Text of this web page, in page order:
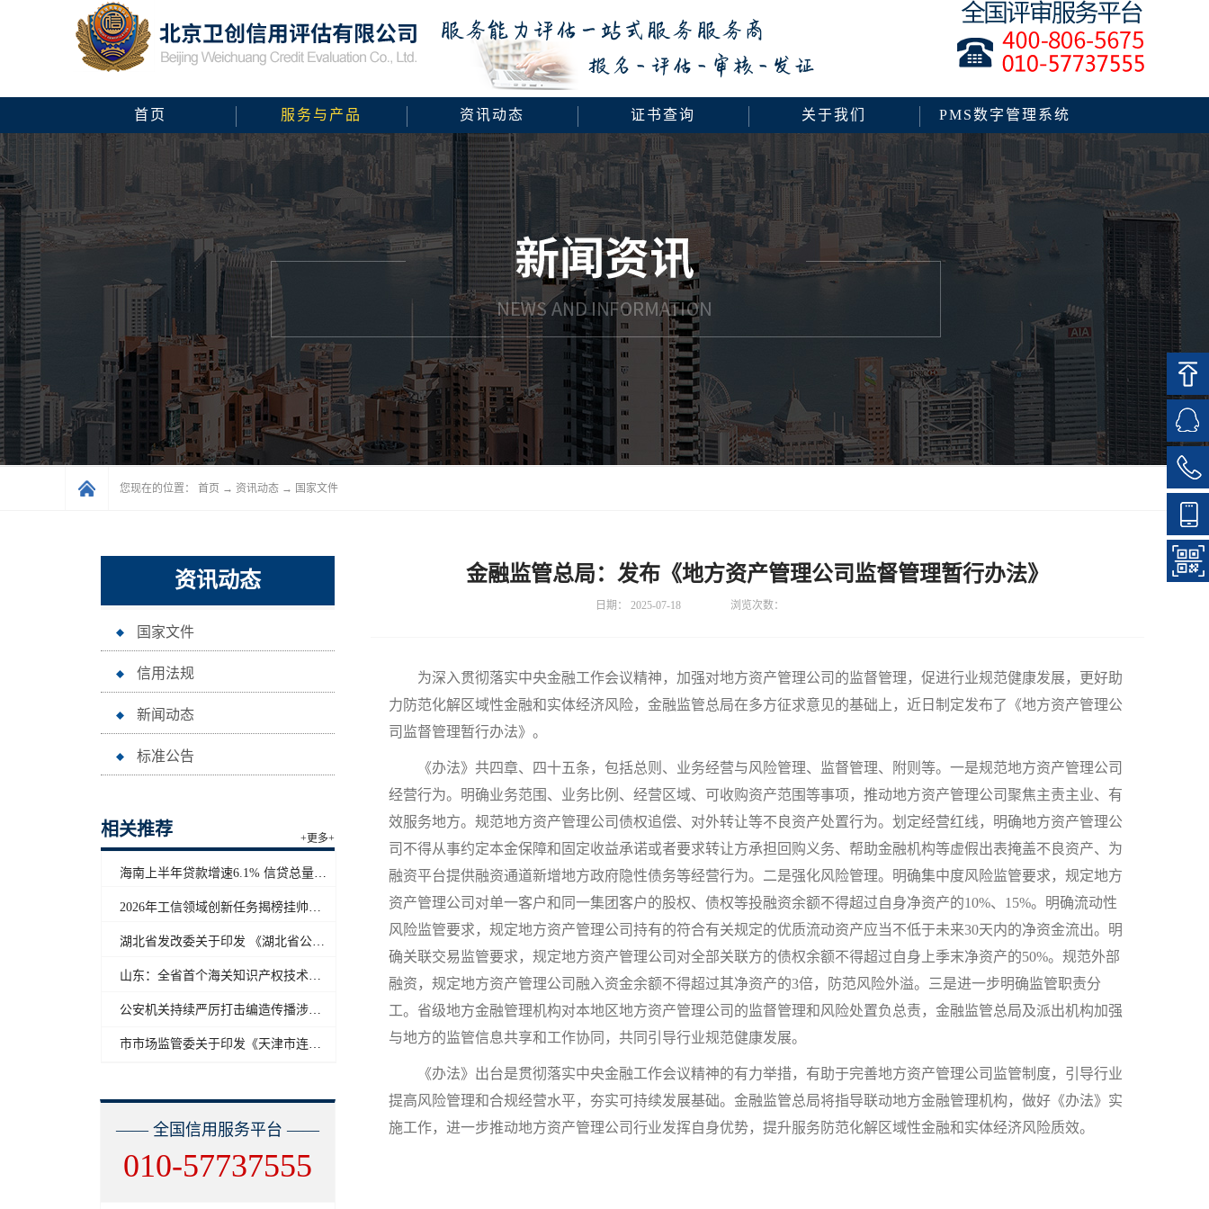
首页 服务与产品 资讯动态 证书查询 关于我们 PMS数字管理系统
您现在的位置： 首页 → 资讯动态 → 国家文件
资讯动态
国家文件
信用法规
新闻动态
标准公告
相关推荐 +更多+
海南上半年贷款增速6.1% 信贷总量保持合理平稳增长
2026年工信领域创新任务揭榜挂帅工作启动
湖北省发改委关于印发 《湖北省公共信用信息目录（2026年版）》的通知
山东：全省首个海关知识产权技术调查官制度落地济南自贸片区
公安机关持续严厉打击编造传播涉汛涉灾网络谣言
市市场监管委关于印发《天津市连锁企业食品经营许可“先证后核”信用承诺审批实施办法》的通知
—— 全国信用服务平台 ——
010-57737555
金融监管总局：发布《地方资产管理公司监督管理暂行办法》
日期： 2025-07-18 浏览次数：
为深入贯彻落实中央金融工作会议精神，加强对地方资产管理公司的监督管理，促进行业规范健康发展，更好助
力防范化解区域性金融和实体经济风险，金融监管总局在多方征求意见的基础上，近日制定发布了《地方资产管理公
司监督管理暂行办法》。
《办法》共四章、四十五条，包括总则、业务经营与风险管理、监督管理、附则等。一是规范地方资产管理公司
经营行为。明确业务范围、业务比例、经营区域、可收购资产范围等事项，推动地方资产管理公司聚焦主责主业、有
效服务地方。规范地方资产管理公司债权追偿、对外转让等不良资产处置行为。划定经营红线，明确地方资产管理公
司不得从事约定本金保障和固定收益承诺或者要求转让方承担回购义务、帮助金融机构等虚假出表掩盖不良资产、为
融资平台提供融资通道新增地方政府隐性债务等经营行为。二是强化风险管理。明确集中度风险监管要求，规定地方
资产管理公司对单一客户和同一集团客户的股权、债权等投融资余额不得超过自身净资产的10%、15%。明确流动性
风险监管要求，规定地方资产管理公司持有的符合有关规定的优质流动资产应当不低于未来30天内的净资金流出。明
确关联交易监管要求，规定地方资产管理公司对全部关联方的债权余额不得超过自身上季末净资产的50%。规范外部
融资，规定地方资产管理公司融入资金余额不得超过其净资产的3倍，防范风险外溢。三是进一步明确监管职责分
工。省级地方金融管理机构对本地区地方资产管理公司的监督管理和风险处置负总责，金融监管总局及派出机构加强
与地方的监管信息共享和工作协同，共同引导行业规范健康发展。
《办法》出台是贯彻落实中央金融工作会议精神的有力举措，有助于完善地方资产管理公司监管制度，引导行业
提高风险管理和合规经营水平，夯实可持续发展基础。金融监管总局将指导联动地方金融管理机构，做好《办法》实
施工作，进一步推动地方资产管理公司行业发挥自身优势，提升服务防范化解区域性金融和实体经济风险质效。